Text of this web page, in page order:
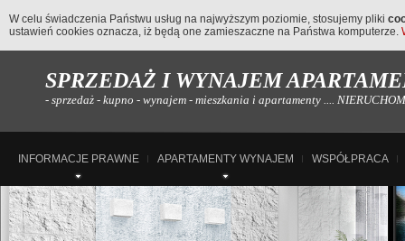
W celu świadczenia Państwu usług na najwyższym poziomie, stosujemy pliki
ustawień cookies oznacza, iż będą one zamieszaczne na Państwa komputerze.
SPRZEDAŻ I WYNAJEM
- sprzedaż - kupno - wynajem - mieszkania i apartamenty ....
INFORMACJE PRAWNE APARTAMENTY WYNAJEM WSPÓŁPRACA